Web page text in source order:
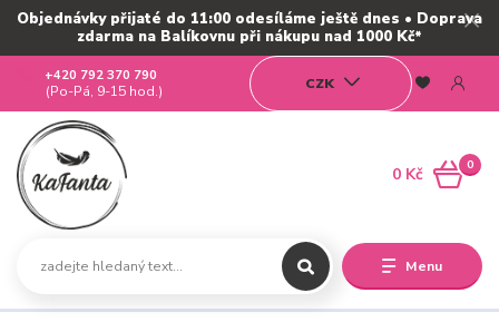
Objednávky přijaté do 11:00 odesíláme ještě dnes • Doprava
zdarma na Balíkovnu při nákupu nad 1000 Kč*
Menu
CZK
+420 792 370 790
(Po-Pá, 9-15 hod.)
0
0 Kč